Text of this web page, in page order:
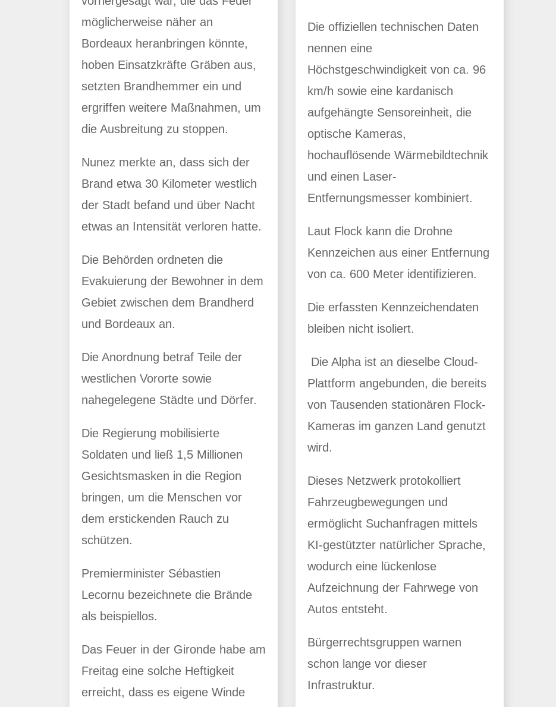
möglicherweise näher an
Bordeaux heranbringen könnte,
hoben Einsatzkräfte Gräben aus,
setzten Brandhemmer ein und
ergriffen weitere Maßnahmen, um
die Ausbreitung zu stoppen.
Nunez merkte an, dass sich der
Brand etwa 30 Kilometer westlich
der Stadt befand und über Nacht
etwas an Intensität verloren hatte.
Die Behörden ordneten die
Evakuierung der Bewohner in dem
Gebiet zwischen dem Brandherd
und Bordeaux an.
Die Anordnung betraf Teile der
westlichen Vororte sowie
nahegelegene Städte und Dörfer.
Die Regierung mobilisierte
Soldaten und ließ 1,5 Millionen
Gesichtsmasken in die Region
bringen, um die Menschen vor
dem erstickenden Rauch zu
schützen.
Premierminister Sébastien
Lecornu bezeichnete die Brände
als beispiellos.
Das Feuer in der Gironde habe am
Freitag eine solche Heftigkeit
erreicht, dass es eigene Winde
Die offiziellen technischen Daten
nennen eine
Höchstgeschwindigkeit von ca. 96
km/h sowie eine kardanisch
aufgehängte Sensoreinheit, die
optische Kameras,
hochauflösende Wärmebildtechnik
und einen Laser-
Entfernungsmesser kombiniert.
Laut Flock kann die Drohne
Kennzeichen aus einer Entfernung
von ca. 600 Meter identifizieren.
Die erfassten Kennzeichendaten
bleiben nicht isoliert.
Die Alpha ist an dieselbe Cloud-
Plattform angebunden, die bereits
von Tausenden stationären Flock-
Kameras im ganzen Land genutzt
wird.
Dieses Netzwerk protokolliert
Fahrzeugbewegungen und
ermöglicht Suchanfragen mittels
KI-gestützter natürlicher Sprache,
wodurch eine lückenlose
Aufzeichnung der Fahrwege von
Autos entsteht.
Bürgerrechtsgruppen warnen
schon lange vor dieser
Infrastruktur.